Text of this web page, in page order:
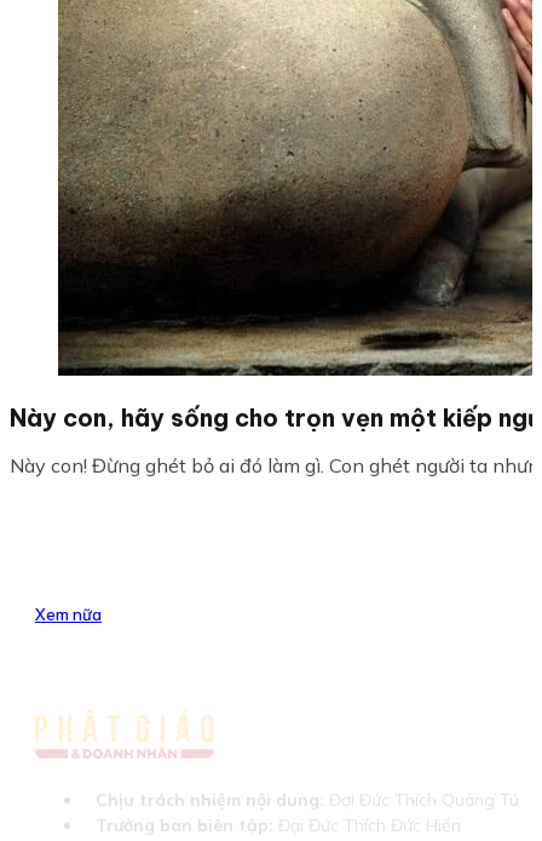
Này con, hãy sống cho trọn vẹn một kiếp
Này con! Đừng ghét bỏ ai đó làm gì. Con ghét người ta
Xem nữa
Chịu trách nhiệm nội dung: Đại Đức Thích Quảng Tú
Trưởng ban biên tập: Đại Đức Thích Đức Hiển